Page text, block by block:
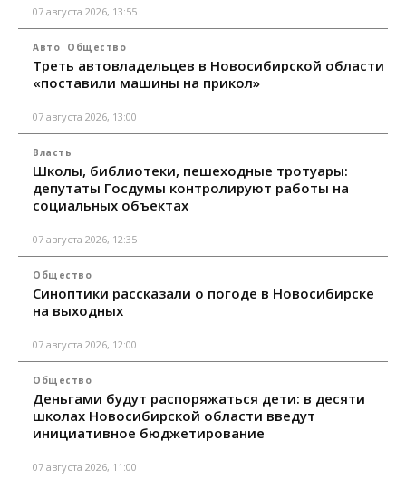
07 августа 2026, 13:55
Авто Общество
Треть автовладельцев в Новосибирской области
«поставили машины на прикол»
07 августа 2026, 13:00
Власть
Школы, библиотеки, пешеходные тротуары:
депутаты Госдумы контролируют работы на
социальных объектах
07 августа 2026, 12:35
Общество
Синоптики рассказали о погоде в Новосибирске
на выходных
07 августа 2026, 12:00
Общество
Деньгами будут распоряжаться дети: в десяти
школах Новосибирской области введут
инициативное бюджетирование
07 августа 2026, 11:00